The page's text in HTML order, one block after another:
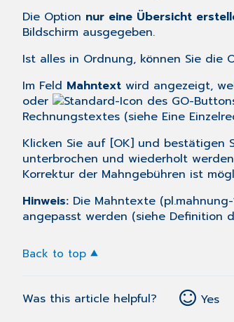
Die Option nur eine Übersicht
Bildschirm ausgegeben.
Ist alles in Ordnung, können Sie die
Im Feld Mahntext wird angezeigt,
oder
Rechnungstextes (siehe Eine
Klicken Sie auf [OK] und bestätigen
unterbrochen und wiederholt
Korrektur der Mahngebühren ist
Hinweis: Die Mahntexte
angepasst werden (siehe Definition
Back to top
Was this article helpful? Yes